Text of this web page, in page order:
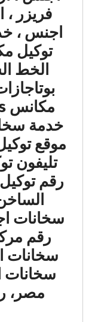
فريزر ،
الخط
خدمة
تليفون
رقم
سخانات
سخانات
سخانات
مصر،